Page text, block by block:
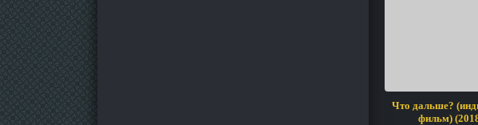
Что дальше?
фильм)